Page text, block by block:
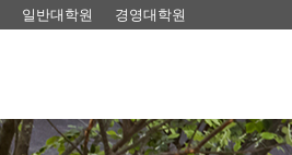
경영대학원
일반대학원